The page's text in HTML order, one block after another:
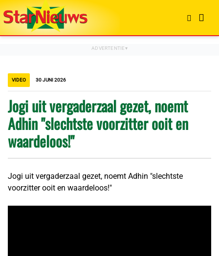
VIDEO 30 JUNI 2026
Jogi uit vergaderzaal gezet, noemt
Adhin "slechtste voorzitter ooit en
waardeloos!"
Jogi uit vergaderzaal gezet, noemt Adhin "slechtste
voorzitter ooit en waardeloos!"